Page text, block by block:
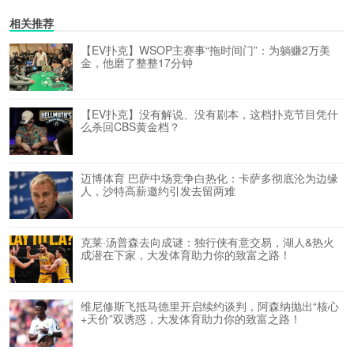
相关推荐
【EV扑克】WSOP主赛事“拖时间门”：为躺赚2万美
金，他磨了整整17分钟
【EV扑克】没有解说、没有剧本，这档扑克节目凭什
么杀回CBS黄金档？
迈博体育 巴萨中场竞争白热化：卡萨多彻底沦为边缘
人，沙特高薪邀约引发去留两难
克莱·汤普森去向成谜：独行侠有意交易，湖人&热火
成潜在下家，大发体育助力你的致富之路！
维尼修斯飞抵马德里开启续约谈判，阿森纳抛出“核心
+天价”双诱惑，大发体育助力你的致富之路！